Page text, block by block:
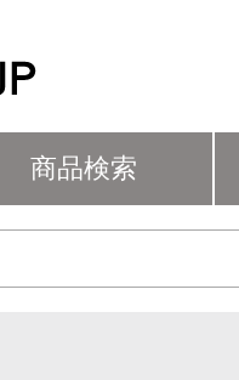
商品検索